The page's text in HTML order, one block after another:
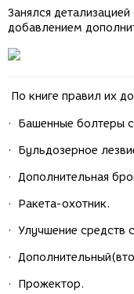
Занялся
добавлением
По книге правил их
·
Башенные болтеры
·
Бульдозерное
· Дополнительная
·
Ракета-охотник.
·
Улучшение средств
·
·
Прожектор.